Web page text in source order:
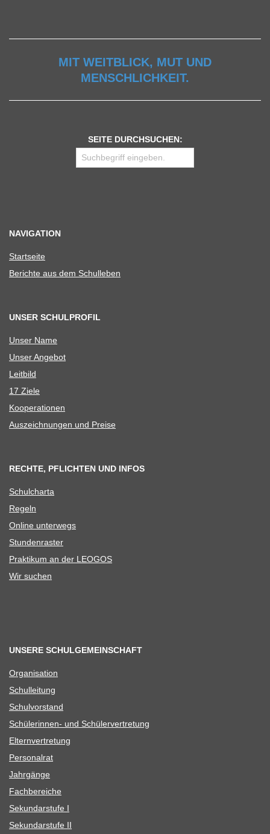
MIT WEITBLICK, MUT UND
MENSCHLICHKEIT.
SEITE DURCHSUCHEN:
NAVIGATION
Start­seite
Berichte aus dem Schulleben
UNSER SCHULPROFIL
Unser Name
Unser Ange­bot
Leit­bild
17 Ziele
Koope­ra­tio­nen
Aus­zeich­nun­gen und Preise
RECHTE, PFLICHTEN UND INFOS
Schul­charta
Regeln
Online unter­wegs
Stun­den­ras­ter
Prak­ti­kum an der LEOGOS
Wir suchen
UNSERE SCHULGEMEINSCHAFT
Orga­ni­sa­tion
Schul­lei­tung
Schul­vor­stand
Schü­le­rin­nen- und Schülervertretung
Eltern­ver­tre­tung
Per­so­nal­rat
Jahr­gänge
Fach­be­rei­che
Sekun­dar­stufe I
Sekun­dar­stufe II